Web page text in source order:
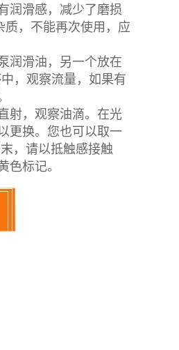
润滑感，减少了磨损
，不能再次使用，应
润滑油，另一个放在
，观察流量，如果有
射，观察油滴。在光
更换。您也可以取一
，请以抵触感接触
色标记。